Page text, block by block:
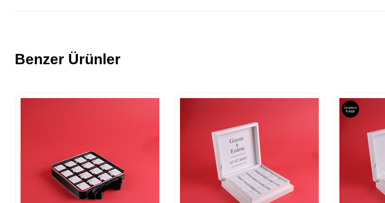
Benzer Ürünler
Ücretsiz
Kargo